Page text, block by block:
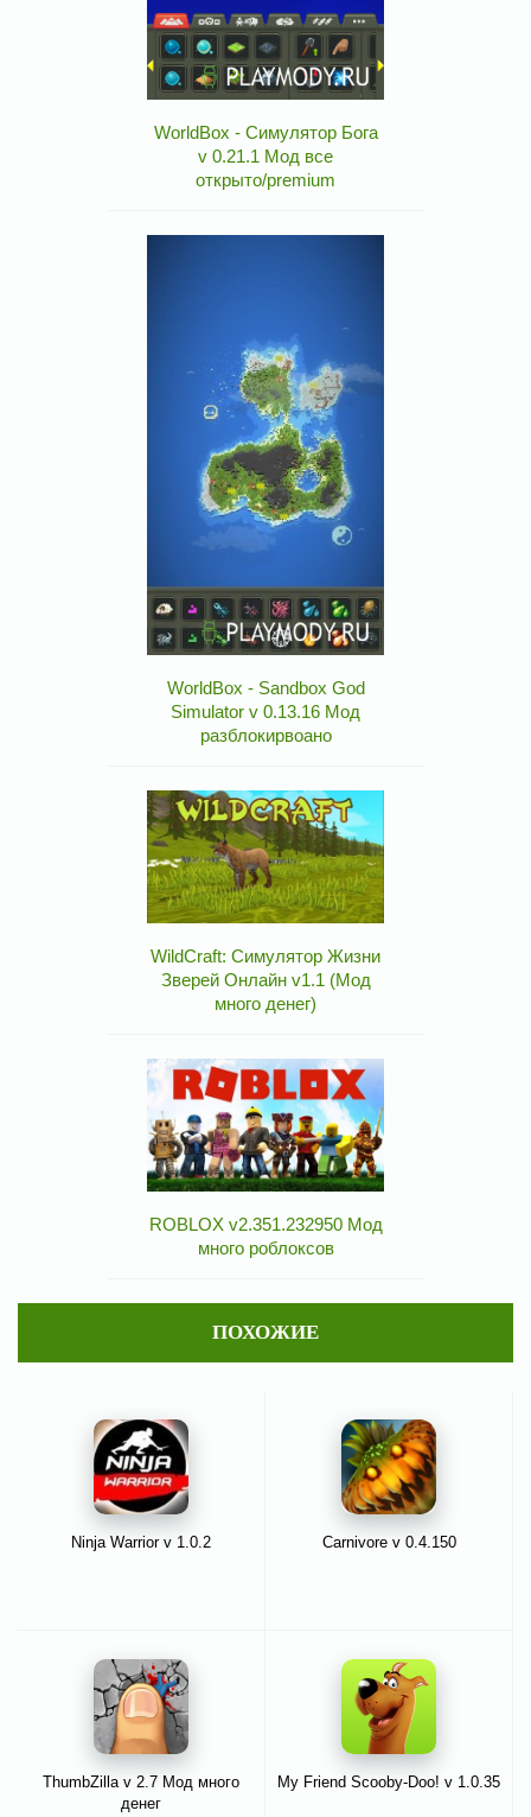
WorldBox - Симулятор Бога
v 0.21.1 Мод все
открыто/premium
WorldBox - Sandbox God
Simulator v 0.13.16 Мод
разблокирвоано
WildCraft: Симулятор Жизни
Зверей Онлайн v1.1 (Мод
много денег)
ROBLOX v2.351.232950 Мод
много роблоксов
ПОХОЖИЕ
Ninja Warrior v 1.0.2 Carnivore v 0.4.150
ThumbZilla v 2.7 Мод много
денег
My Friend Scooby-Doo! v 1.0.35